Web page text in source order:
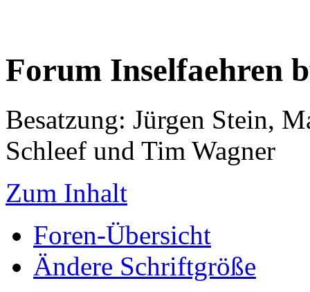
Forum Inselfaehren
Besatzung: Jürgen Stein,
Schleef und Tim Wagner
Zum Inhalt
Foren-Übersicht
Ändere Schriftgröße